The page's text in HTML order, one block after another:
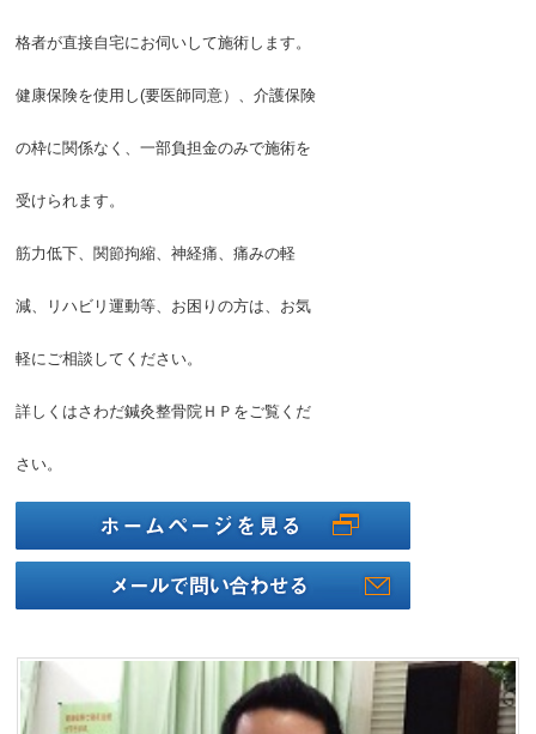
格者が直接自宅にお伺いして施術します。
健康保険を使用し(要医師同意）、介護保険
の枠に関係なく、一部負担金のみで施術を
受けられます。
筋力低下、関節拘縮、神経痛、痛みの軽
減、リハビリ運動等、お困りの方は、お気
軽にご相談してください。
詳しくはさわだ鍼灸整骨院ＨＰをご覧くだ
さい。